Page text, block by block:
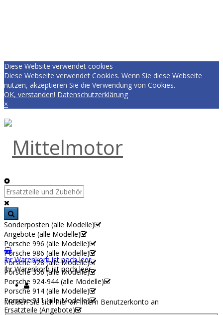
Diese Website verwendet cookies
Diese Webseite verwendet Cookies. Wenn Sie diese Webseite
nutzen, akzeptieren Sie die Verwendung von Cookies.
OK, verstanden! Datenschutzerklärung
×
Sonderposten (alle Modelle)
Angebote (alle Modelle)
Porsche 996 (alle Modelle)
Porsche 986 (alle Modelle)
Porsche 928 (alle Modelle)
Porsche 356 (alle Modelle)
Porsche 924-944 (alle Modelle)
Porsche 914 (alle Modelle)
Porsche 911 (alle Modelle)
Ersatzteile (Angebote)
Ihr Warenkorb ist noch leer.
Ihr Warenkorb ist noch leer.
Melden Sie sich hier an Ihrem Benutzerkonto an